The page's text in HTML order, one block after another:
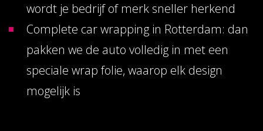
wordt je bedrijf of merk sneller herkend
Complete car wrapping in Rotterdam: dan
pakken we de auto volledig in met een
speciale wrap folie, waarop elk design
mogelijk is